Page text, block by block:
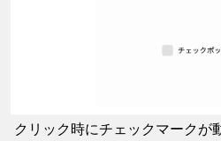
クリック時にチェックマークが